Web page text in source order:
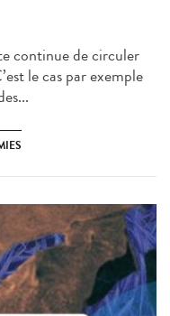
continue de circuler
le cas par exemple